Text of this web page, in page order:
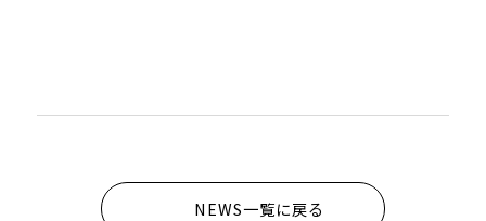
NEWS一覧に戻る